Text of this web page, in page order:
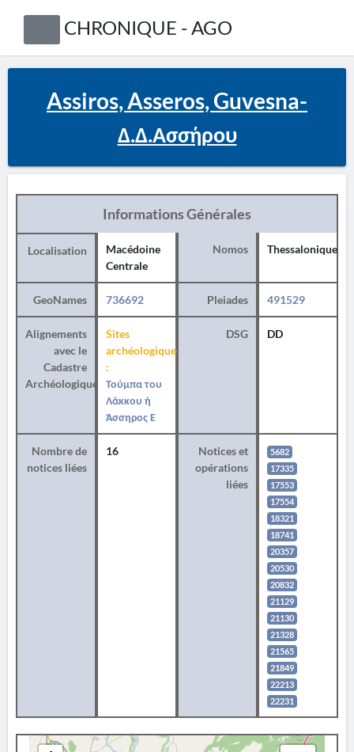
CHRONIQUE - AGO
Assiros, Asseros, Guvesna-
Δ.Δ.Ασσήρου
Informations Générales
Localisation
Macédoine
Centrale
Nomos Thessalonique
GeoNames 736692 Pleiades 491529
Alignements
avec le
Cadastre
Archéologique
Sites
archéologiques
:
Τούμπα του
Λάκκου ή
Άσσηρος Ε
DSG DD
Nombre de
notices liées
16
Notices et
opérations
liées
5682
17335
17553
17554
18321
18741
20357
20530
20832
21129
21130
21328
21565
21849
22213
22231